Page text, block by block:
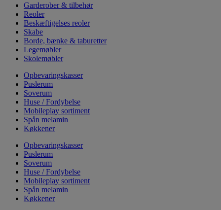
Garderober & tilbehør
Reoler
Beskæftigelses reoler
Skabe
Borde, bænke & taburetter
Legemøbler
Skolemøbler
Opbevaringskasser
Puslerum
Soverum
Huse / Fordybelse
Mobileplay sortiment
Spån melamin
Køkkener
Opbevaringskasser
Puslerum
Soverum
Huse / Fordybelse
Mobileplay sortiment
Spån melamin
Køkkener